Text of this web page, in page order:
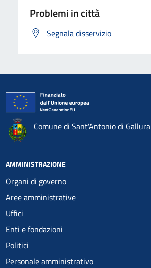
Problemi in città
Segnala disservizio
Comune di Sant'Antonio di Gallura
AMMINISTRAZIONE
Organi di governo
Aree amministrative
Uffici
Enti e fondazioni
Politici
Personale amministrativo